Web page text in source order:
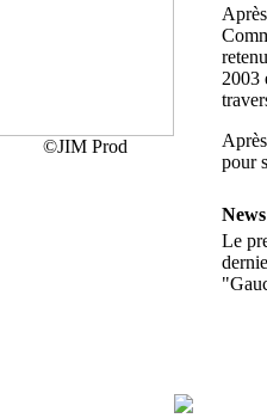
©JIM Prod
2003
pour
News
Le